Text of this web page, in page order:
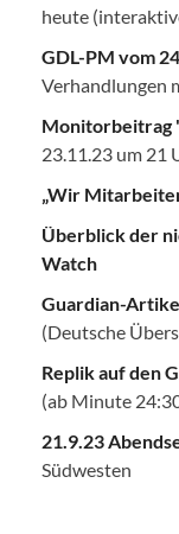
heute
GDL-PM vom
Verhandlungen
Monitorbeitrag
23.11.23 um 21
„Wir
Überblick der
Watch
Guardian-
(Deutsche
Replik auf den
(ab Minute
21.9.23
Südwesten